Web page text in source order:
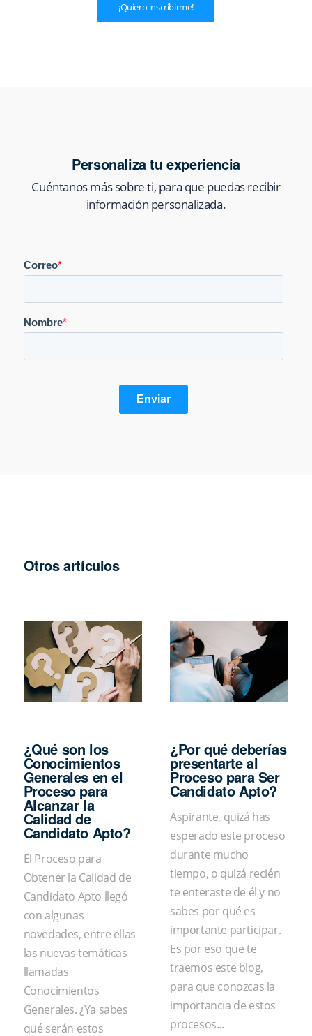
¡Quiero inscribirme!
Personaliza tu experiencia
Cuéntanos más sobre ti, para que puedas recibir
información personalizada.
Otros artículos
¿Qué son los
Conocimientos
Generales en el
Proceso para
Alcanzar la
Calidad de
Candidato Apto?
El Proceso para
Obtener la Calidad de
Candidato Apto llegó
con algunas
novedades, entre ellas
las nuevas temáticas
llamadas
Conocimientos
Generales. ¿Ya sabes
qué serán estos
¿Por qué deberías
presentarte al
Proceso para Ser
Candidato Apto?
Aspirante, quizá has
esperado este proceso
durante mucho
tiempo, o quizá recién
te enteraste de él y no
sabes por qué es
importante participar.
Es por eso que te
traemos este blog,
para que conozcas la
importancia de estos
procesos...